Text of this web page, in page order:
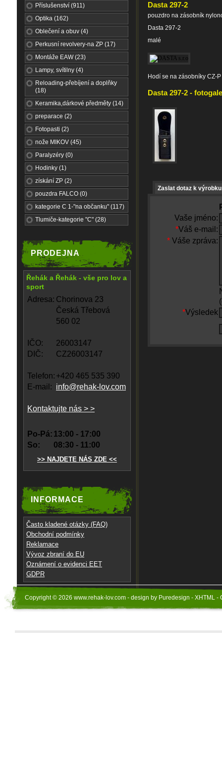
Příslušenství (911)
Optika (162)
Oblečení a obuv (4)
Perkusní revolvery-na ZP (17)
Montáže EAW (23)
Lampy, svítilny (4)
Reloading-přebíjení a doplňky
(18)
Keramika,dárkové předměty (14)
preparace (2)
Fotopasti (2)
nože MIKOV (45)
Paralyzéry (0)
Hodinky (1)
získání ZP (2)
pouzdra FALCO (0)
kategorie C 1-"na občanku" (117)
Tlumiče-kategorie "C" (28)
PRODEJNA
Řehák a Řehák - vše pro lov a
sport
Adresa: Chorinova 23
Česká Třebová
560 02
IČO:
26003147
DIČ:
CZ26003147
Telefon: +420 465 535 390
E-mail: info@rehak-lov.com
Kontaktujte nás > >
Po-Pá: 13:00 - 17:00
So:
08:30 - 11:00
>> NAJDETE NÁS ZDE <<
INFORMACE
Často kladené otázky (FAQ)
Obchodní podmínky
Reklamace
Vývoz zbraní do EU
Oznámení o evidenci EET
GDPR
Dasta 297-2
pouzdro na zásobník
Dasta 297-2
malé
Hodí se na zásobníky CZ-
Dasta 297-2 -
Zaslat dotaz k výrobku
Vaše jméno:
*Váš e-mail:
* Váše zpráva:
*Výsledek
Copyright © 2026 www.rehak-lov.com - design by Puredesign - XHTML -